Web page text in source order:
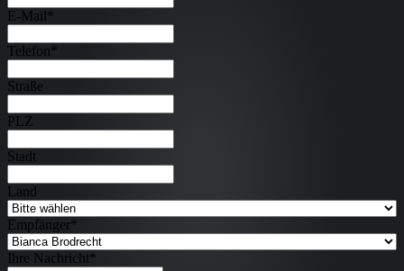
E-Mail*
Telefon*
Straße
PLZ
Stadt
Land
Empfänger*
Ihre Nachricht*